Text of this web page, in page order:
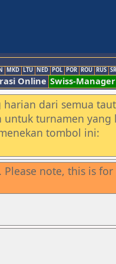
MKD LTU NED POL POR ROU RUS
Online Swiss-Manager
dari semua
untuk turnamen
tombol ini:
Please note, this is